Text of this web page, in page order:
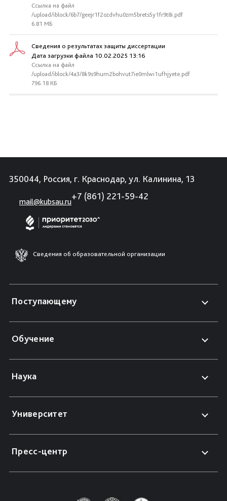
Ссылка на файл
/upload/iblock/6b7/geejr1f2ozdvhu0zm5brets5y1fr9t8i.pdf
6.81 МБ
Сведения о результатах защиты диссертации
Дата загрузки файла 10.02.2025 13:16
Ссылка на файл
/upload/iblock/4a3/8k9s9hum2bohvut7ie0mlwi1ufhjyete.pdf
796.18 КБ
350044, Россия, г. Краснодар, ул. Калинина, 13
mail@kubsau.ru
+7 (861) 221-59-42
Сведения об образовательной организации
Поступающему
Обучение
Наука
Университет
Пресс-центр